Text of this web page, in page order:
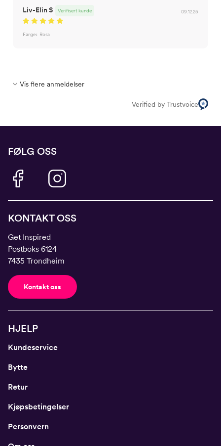
Liv-Elin S 09.12.25
Verifisert kunde
Farge: Rosa
Vis flere anmeldelser
Verified by Trustvoice
FØLG OSS
KONTAKT OSS
Get Inspired
Postboks 6124
7435 Trondheim
Kontakt oss
HJELP
Kundeservice
Bytte
Retur
Kjøpsbetingelser
Personvern